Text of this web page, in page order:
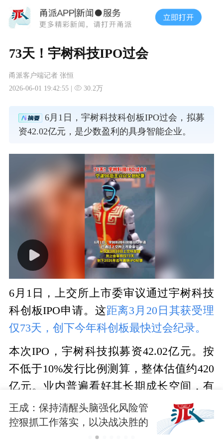
73天！宇树科技IPO过会
甬派客户端记者 张恒
2026-06-01 19:42:55 |
30.2万
6月1日，宇树科技科创板IPO过会，拟募
资42.02亿元，是少数盈利的具身智能企业。
6月1日，上交所上市委审议通过宇树科技
科创板IPO申请。这距离3月20日其获受理
仅73天，创下今年科创板最快过会纪录。
本次IPO，宇树科技拟募资42.02亿元。按
不低于10%发行比例测算，整体估值约420
亿元。业内普遍看好其长期成长空间，有
望迈向千亿市值。
宇树科技本次募集资金主要投向智能机器
王成：保持清醒头脑强化风险管
控狠抓工作落实，以决战决胜的
战斗姿态打赢防汛防台硬仗